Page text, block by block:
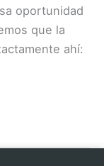
oportunidad
que la
ahí: